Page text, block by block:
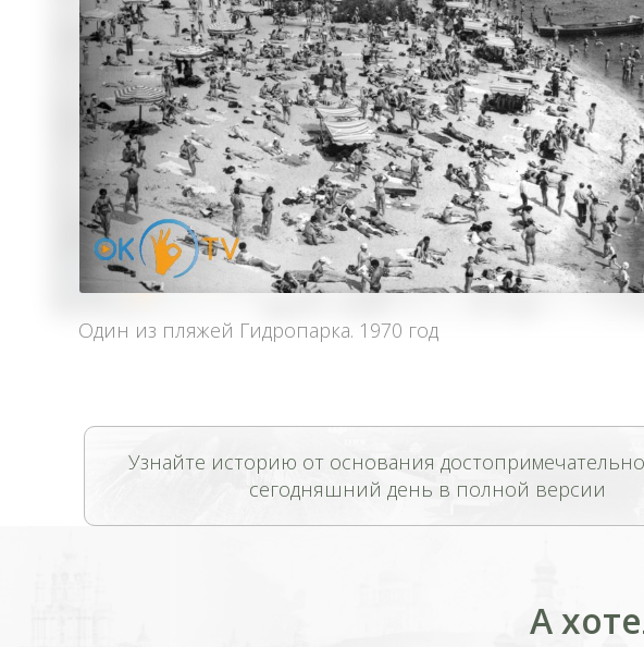
Один из пляжей Гидропарка. 1970 год
Узнайте историю от основания
сегодняшний день в полной версии
А